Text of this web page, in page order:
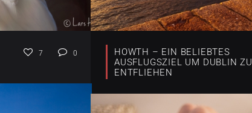
7 0
HOWTH – EIN BELIEBTES
AUSFLUGSZIEL UM DUBLIN ZU
ENTFLIEHEN